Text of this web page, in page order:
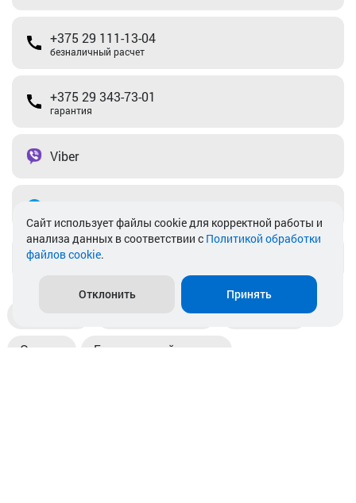
+375 29 111-13-04
безналичный расчет
+375 29 343-73-01
гарантия
Viber
info@akkamulik.by
Пункты выдачи Магазины
Оплата Безналичный расчет
Cайт использует файлы cookie для корректной работы и
анализа данных в соответствии с Политикой обработки
файлов cookie.
Отклонить Принять